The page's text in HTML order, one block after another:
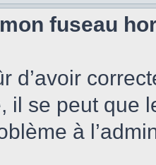
fuseau
d’avoir
il se peut que
à